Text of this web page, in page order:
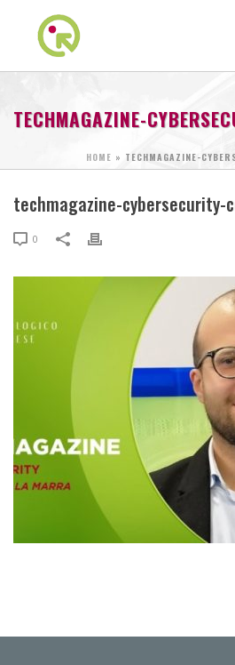
TECHMAGAZINE-
HOME » TECHMAGAZINE-
techmagazine-cybersecurity-
0